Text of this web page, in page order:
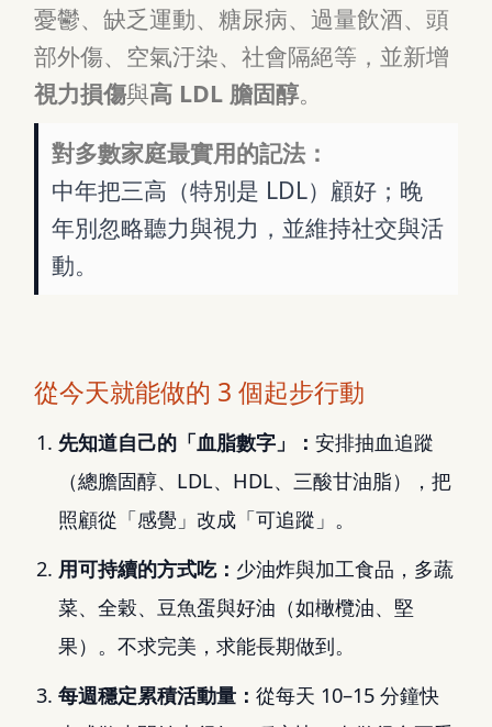
憂鬱、缺乏運動、糖尿病、過量飲酒、頭
部外傷、空氣汙染、社會隔絕等，並新增
視力損傷與高 LDL 膽固醇。
對多數家庭最實用的記法：
中年把三高（特別是 LDL）顧好；晚
年別忽略聽力與視力，並維持社交與活
動。
從今天就能做的 3 個起步行動
先知道自己的「血脂數字」： 安排抽血追蹤
（總膽固醇、LDL、HDL、三酸甘油脂），把
照顧從「感覺」改成「可追蹤」。
用可持續的方式吃： 少油炸與加工食品，多蔬
菜、全穀、豆魚蛋與好油（如橄欖油、堅
果）。不求完美，求能長期做到。
每週穩定累積活動量： 從每天 10–15 分鐘快